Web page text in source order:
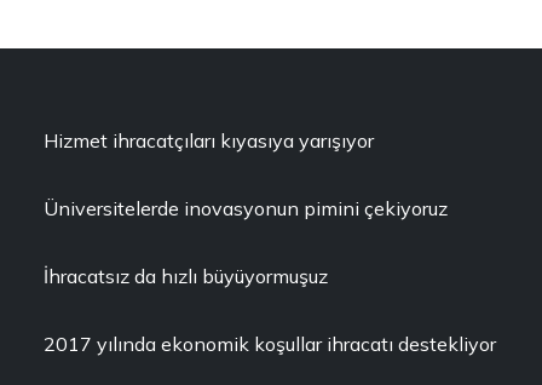
Hizmet ihracatçıları kıyasıya yarışıyor
Üniversitelerde inovasyonun pimini çekiyoruz
İhracatsız da hızlı büyüyormuşuz
2017 yılında ekonomik koşullar ihracatı destekliyor